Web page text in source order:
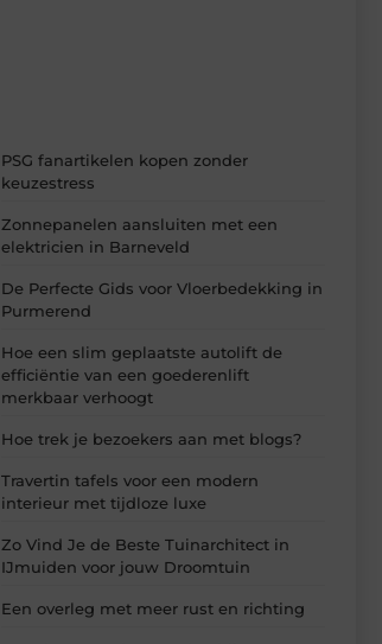
PSG fanartikelen kopen zonder
keuzestress
Zonnepanelen aansluiten met een
elektricien in Barneveld
De Perfecte Gids voor Vloerbedekking in
Purmerend
Hoe een slim geplaatste autolift de
efficiëntie van een goederenlift
merkbaar verhoogt
Hoe trek je bezoekers aan met blogs?
Travertin tafels voor een modern
interieur met tijdloze luxe
Zo Vind Je de Beste Tuinarchitect in
IJmuiden voor jouw Droomtuin
Een overleg met meer rust en richting